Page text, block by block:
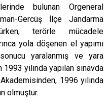
bulunan Orgeneral
Gercüş İlçe Jandarma
terörle mücadele
yola döşenen el yapımı
yaralanmış ve yara
yılında yapılan sınavda
1996 yılında
olmuştur.